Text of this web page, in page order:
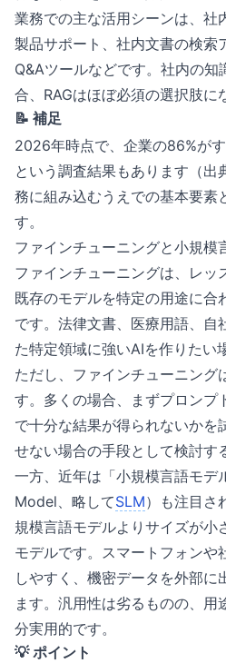
業務での主な活用シーンは、社
製品サポート、社内文書の検索
Q&Aツールなどです。社内の
合、RAGはほぼ必須の選択肢に
📝 補足
2026年時点で、企業の86%が
という調査結果もあります（出
務に組み込むうえでの基本要素
す。
ファインチューニングと小規模
ファインチューニングは、レッ
既存のモデルを特定の用途に合
です。法律文書、医療用語、自
た特定領域に強いAIを作りたい
ただし、ファインチューニング
す。多くの場合、まずプロンプ
で十分な結果が得られないかを
せない場合の手段として検討す
一方、近年は「小規模言語モ
Model、略してSLM）も注目さ
規模言語モデルよりサイズが小
モデルです。スマートフォンや
しやすく、機密データを外部に
ます。汎用性は劣るものの、
分実用的です。
💡 ポイント